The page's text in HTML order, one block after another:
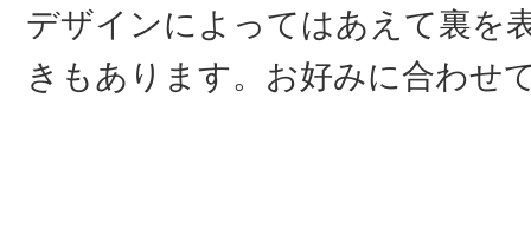
デザインによってはあえて裏を
きもあります。お好みに合わせ